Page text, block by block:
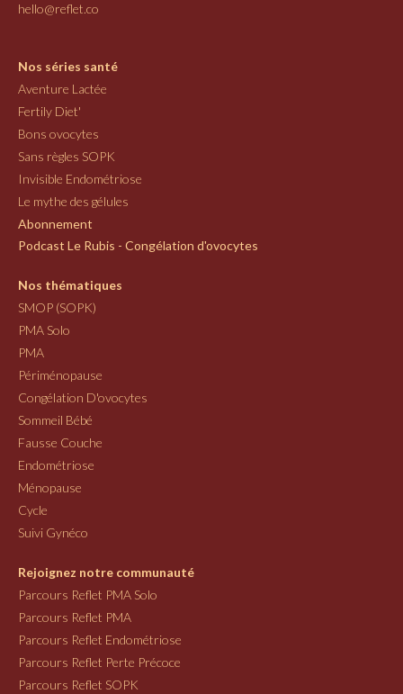
hello@reflet.co
Nos séries santé
Aventure Lactée
Fertily Diet'
Bons ovocytes
Sans règles SOPK
Invisible Endométriose
Le mythe des gélules
Abonnement
Podcast Le Rubis - Congélation d'ovocytes
Nos thématiques
SMOP (SOPK)
PMA Solo
PMA
Périménopause
Congélation D'ovocytes
Sommeil Bébé
Fausse Couche
Endométriose
Ménopause
Cycle
Suivi Gynéco
Rejoignez notre communauté
Parcours Reflet PMA Solo
Parcours Reflet PMA
Parcours Reflet Endométriose
Parcours Reflet Perte Précoce
Parcours Reflet SOPK